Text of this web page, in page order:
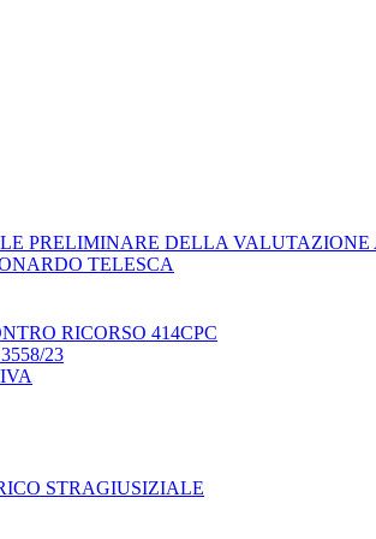
PRELIMINARE DELLA
TELESCA
RICORSO 414CPC
23
STRAGIUSIZIALE